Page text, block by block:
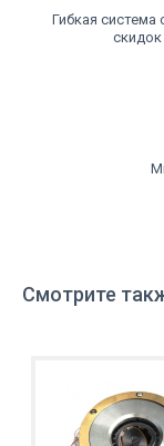
Гибкая система
скидок
Смотрите